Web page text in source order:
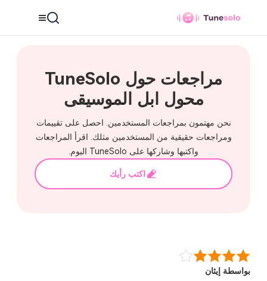
محول ابل الموسيقى
مراجعات حول TuneSolo
محول ابل الموسيقى
نحن مهتمون بمراجعات المستخدمين. احصل على تقييمات
ومراجعات حقيقية من المستخدمين مثلك. اقرأ المراجعات
واكتبها وشاركها على TuneSolo اليوم.
اكتب رأيك
بواسطة إيثان